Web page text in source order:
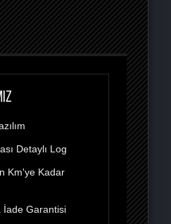
Detaylı Log
Km'ye Kadar
İade Garantisi